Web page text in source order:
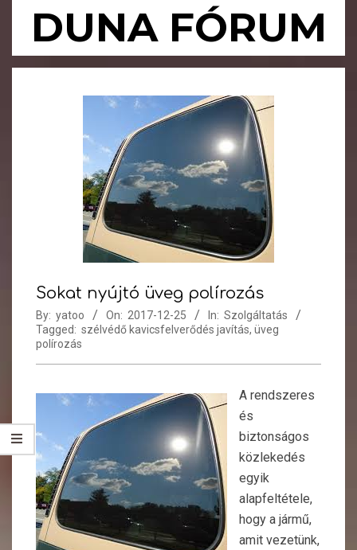
DUNA FÓRUM
Primary
Sokat nyújtó üveg polírozás
By: yatoo On: 2017-12-25 In: Szolgáltatás
Tagged: szélvédő kavicsfelverődés javítás, üveg
polírozás
A rendszeres
és
biztonságos
közlekedés
egyik
alapfeltétele,
hogy a jármű,
amit vezetünk,